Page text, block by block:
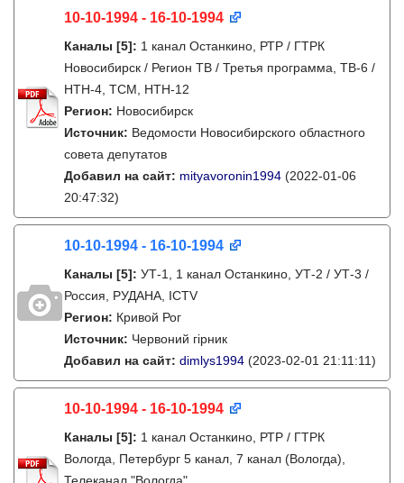
10-10-1994 - 16-10-1994
Каналы [5]: 1 канал Останкино, РТР / ГТРК
Новосибирск / Регион ТВ / Третья программа, ТВ-6 /
НТН-4, ТСМ, НТН-12
Регион: Новосибирск
Источник: Ведомости Новосибирского областного
совета депутатов
Добавил на сайт: mityavoronin1994 (2022-01-06
20:47:32)
10-10-1994 - 16-10-1994
Каналы [5]: УТ-1, 1 канал Останкино, УТ-2 / УТ-3 /
Россия, РУДАНА, ICTV
Регион: Кривой Рог
Источник: Червоний гірник
Добавил на сайт: dimlys1994 (2023-02-01 21:11:11)
10-10-1994 - 16-10-1994
Каналы [5]: 1 канал Останкино, РТР / ГТРК
Вологда, Петербург 5 канал, 7 канал (Вологда),